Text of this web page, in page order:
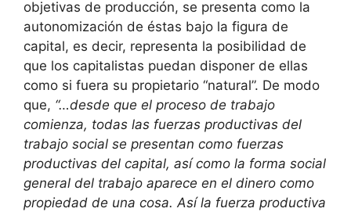
objetivas de producción, se presenta como la
autonomización de éstas bajo la figura de
capital, es decir, representa la posibilidad de
que los capitalistas puedan disponer de ellas
como si fuera su propietario “natural”. De modo
que, “…desde que el proceso de trabajo
comienza, todas las fuerzas productivas del
trabajo social se presentan como fuerzas
productivas del capital, así como la forma social
general del trabajo aparece en el dinero como
propiedad de una cosa. Así la fuerza productiva